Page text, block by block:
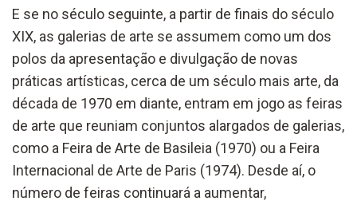
E se no século seguinte, a partir de finais do século
XIX, as galerias de arte se assumem como um dos
polos da apresentação e divulgação de novas
práticas artísticas, cerca de um século mais arte, da
década de 1970 em diante, entram em jogo as feiras
de arte que reuniam conjuntos alargados de galerias,
como a Feira de Arte de Basileia (1970) ou a Feira
Internacional de Arte de Paris (1974). Desde aí, o
número de feiras continuará a aumentar,